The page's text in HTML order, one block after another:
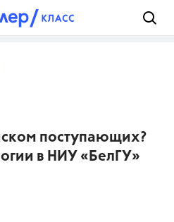
поступающих?
в НИУ «БелГУ»